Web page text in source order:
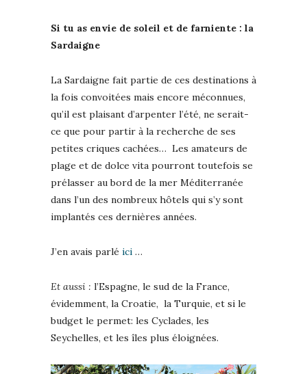
Si tu as envie de soleil et de farniente : la
Sardaigne
La Sardaigne fait partie de ces destinations à
la fois convoitées mais encore méconnues,
qu’il est plaisant d’arpenter l’été, ne serait-
ce que pour partir à la recherche de ses
petites criques cachées… Les amateurs de
plage et de dolce vita pourront toutefois se
prélasser au bord de la mer Méditerranée
dans l’un des nombreux hôtels qui s’y sont
implantés ces dernières années.
J’en avais parlé ici …
Et aussi : l’Espagne, le sud de la France,
évidemment, la Croatie, la Turquie, et si le
budget le permet: les Cyclades, les
Seychelles, et les îles plus éloignées.